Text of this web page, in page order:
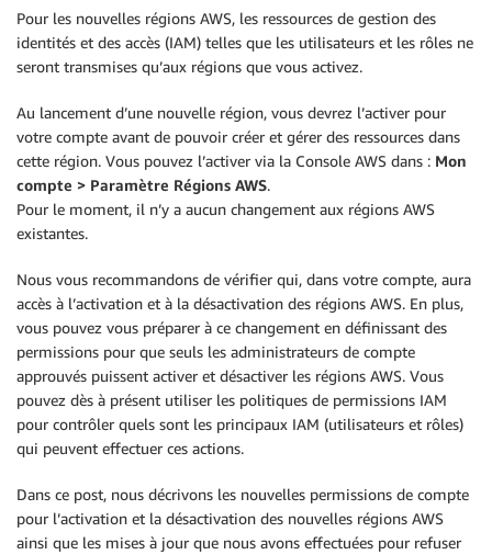
Pour les nouvelles régions AWS, les ressources de gestion des
identités et des accès (IAM) telles que les utilisateurs et les rôles ne
seront transmises qu’aux régions que vous activez.
Au lancement d’une nouvelle région, vous devrez l’activer pour
votre compte avant de pouvoir créer et gérer des ressources dans
cette région. Vous pouvez l’activer via la Console AWS dans : Mon
compte > Paramètre Régions AWS.
Pour le moment, il n’y a aucun changement aux régions AWS
existantes.
Nous vous recommandons de vérifier qui, dans votre compte, aura
accès à l’activation et à la désactivation des régions AWS. En plus,
vous pouvez vous préparer à ce changement en définissant des
permissions pour que seuls les administrateurs de compte
approuvés puissent activer et désactiver les régions AWS. Vous
pouvez dès à présent utiliser les politiques de permissions IAM
pour contrôler quels sont les principaux IAM (utilisateurs et rôles)
qui peuvent effectuer ces actions.
Dans ce post, nous décrivons les nouvelles permissions de compte
pour l’activation et la désactivation des nouvelles régions AWS
ainsi que les mises à jour que nous avons effectuées pour refuser